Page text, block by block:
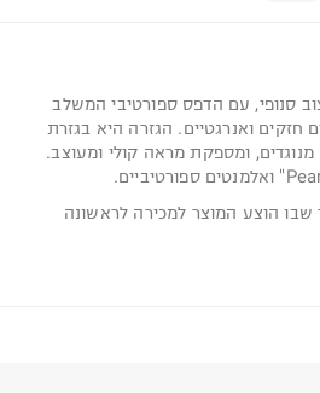
סנופי, עם הדפס ספורטיבי המשלב
ואנרגטיים. הגזרה היא בגזרת
ומספקת מראה קולי ומעוצב.
הוצע המוצר למכירה לראשונה